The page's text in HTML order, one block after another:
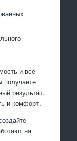
и все
получаете
результат,
и комфорт.
на